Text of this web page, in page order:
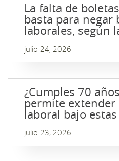
La falta de
basta para negar
laborales, según
julio 24, 2026
¿Cumples 70
permite extender
laboral bajo
julio 23, 2026